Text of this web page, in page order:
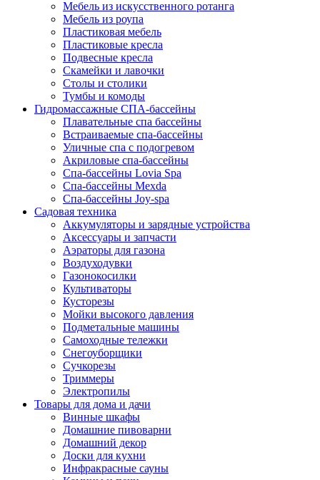
Мебель из искусственного ротанга
Мебель из роупа
Пластиковая мебель
Пластиковые кресла
Подвесные кресла
Скамейки и лавочки
Столы и столики
Тумбы и комоды
Гидромассажные СПА-бассейны
Плавательные спа бассейны
Встраиваемые спа-бассейны
Уличные спа с подогревом
Акриловые спа-бассейны
Спа-бассейны Lovia Spa
Спа-бассейны Mexda
Спа-бассейны Joy-spa
Садовая техника
Аккумуляторы и зарядные устройства
Аксессуары и запчасти
Аэраторы для газона
Воздуходувки
Газонокосилки
Культиваторы
Кусторезы
Мойки высокого давления
Подметальные машины
Самоходные тележки
Снегоуборщики
Сучкорезы
Триммеры
Электропилы
Товары для дома и дачи
Винные шкафы
Домашние пивоварни
Домашний декор
Доски для кухни
Инфракрасные сауны